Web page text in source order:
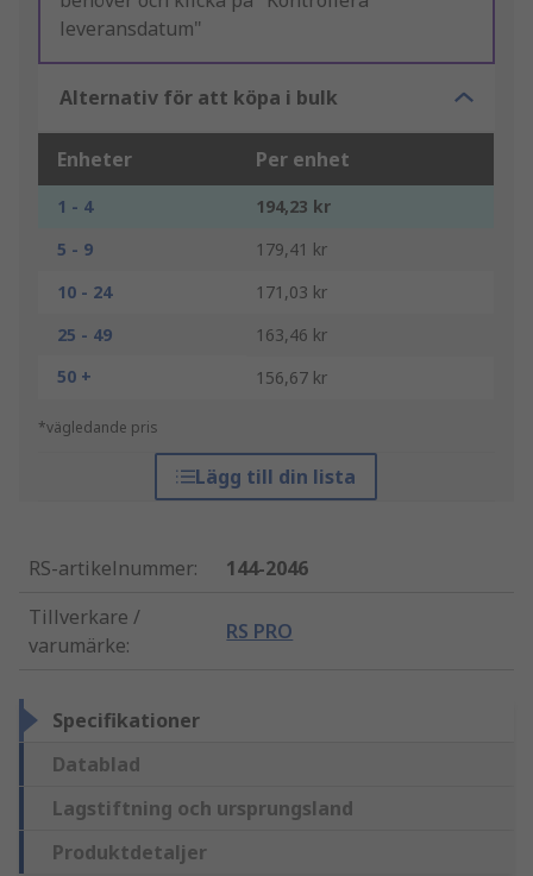
leveransdatum"
Alternativ för att köpa i bulk
Enheter Per enhet
1 - 4
194,23 kr
5 - 9
179,41 kr
10 - 24
171,03 kr
25 - 49
163,46 kr
50 +
156,67 kr
*vägledande pris
Lägg till din lista
RS-artikelnummer:
144-2046
Tillverkare /
varumärke:
RS PRO
Specifikationer
Datablad
Lagstiftning och ursprungsland
Produktdetaljer